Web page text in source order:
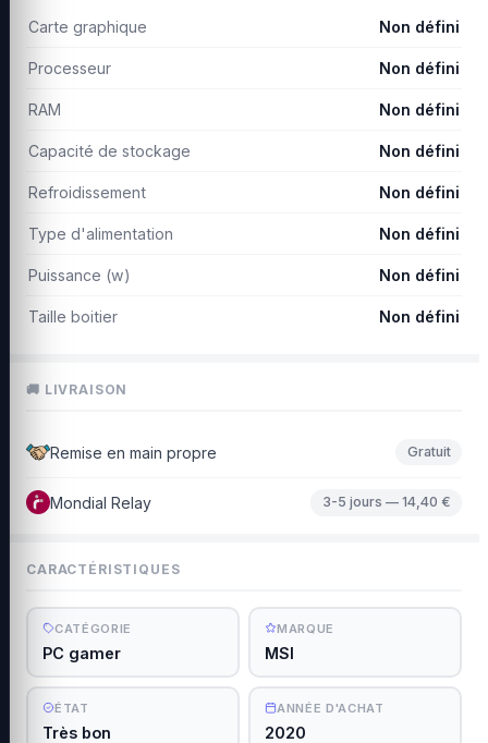
CARACTÉRISTIQUES
CATÉGORIE
PC gamer
MARQUE
MSI
ÉTAT
Très bon
ANNÉE D'ACHAT
2020
Carte graphique Non défini
Processeur Non défini
RAM Non défini
Capacité de stockage Non défini
Refroidissement Non défini
Type d'alimentation Non défini
Puissance (w) Non défini
Taille boitier Non défini
🚚 LIVRAISON
Remise en main propre Gratuit
Mondial Relay 3-5 jours — 14,40 €